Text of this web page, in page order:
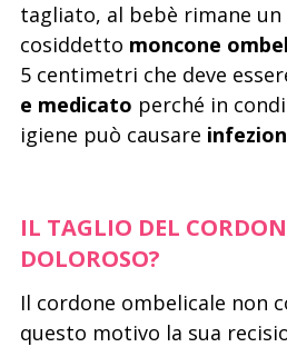
tagliato, al bebè rimane un
cosiddetto moncone
5 centimetri che deve
e medicato perché in
igiene può causare
IL TAGLIO DEL
DOLOROSO?
Il cordone ombelicale non
questo motivo la sua